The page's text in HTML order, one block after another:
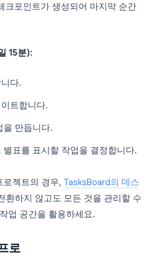
크포인트가 생성되어 마지막 순간
15분):
다.
트합니다.
을 만듭니다.
표를 표시할 작업을 결정합니다.
로젝트의 경우, TasksBoard의 데스
환하지 않고도 모든 것을 관리할 수
업 공간을 활용하세요.
로